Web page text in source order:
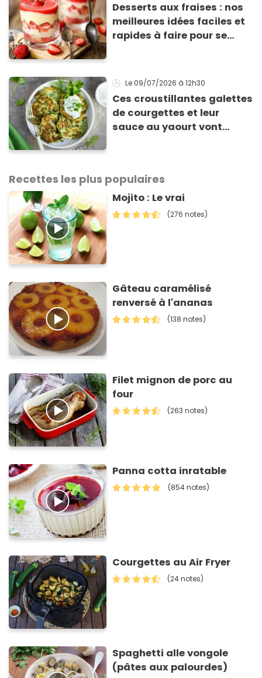
Desserts aux fraises : nos
meilleures idées faciles et
rapides à faire pour se
Le 09/07/2026 à 12h30
Ces croustillantes galettes
de courgettes et leur
sauce au yaourt vont
Recettes les plus populaires
Mojito : Le vrai
(276 notes)
Gâteau caramélisé
renversé à l'ananas
(138 notes)
Filet mignon de porc au
four
(263 notes)
Panna cotta inratable
(854 notes)
Courgettes au Air Fryer
(24 notes)
Spaghetti alle vongole
(pâtes aux palourdes)